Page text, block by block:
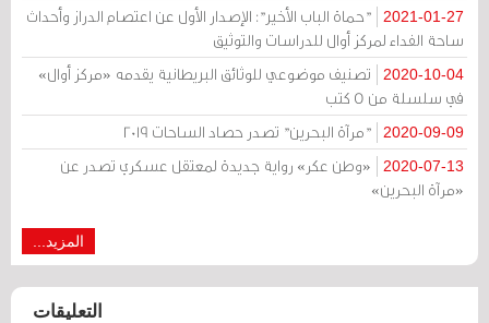
2021-01-27
"حماة الباب الأخير": الإصدار الأول عن اعتصام الدراز وأحداث
ساحة الفداء لمركز أوال للدراسات والتوثيق
2020-10-04
تصنيف موضوعي للوثائق البريطانية يقدمه «مركز أوال»
في سلسلة من 5 كتب
2020-09-09 "مرآة البحرين" تصدر حصاد الساحات 2019
2020-07-13
«وطن عكر» رواية جديدة لمعتقل عسكري تصدر عن
«مرآة البحرين»
المزيد...
التعليقات